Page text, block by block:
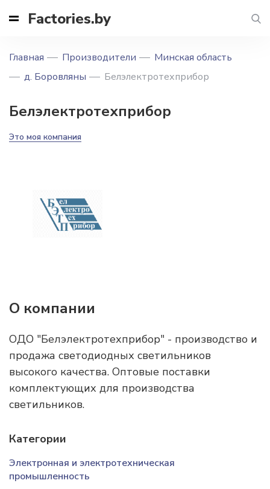
Factories.by
Главная Производители
Минская область
д. Боровляны
Белэлектротехприбор
Белэлектротехприбор
Это моя компания
О компании
ОДО "Белэлектротехприбор" - производство и
продажа светодиодных светильников
высокого качества. Оптовые поставки
комплектующих для производства
светильников.
Категории
Электронная и электротехническая
промышленность